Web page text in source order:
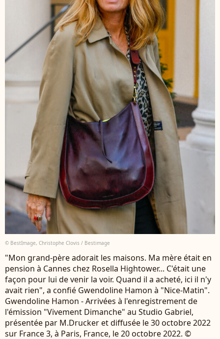
© BestImage, Christophe Clovis / Bestimage
"Mon grand-père adorait les maisons. Ma mère était en
pension à Cannes chez Rosella Hightower... C'était une
façon pour lui de venir la voir. Quand il a acheté, ici il n'y
avait rien", a confié Gwendoline Hamon à "Nice-Matin".
Gwendoline Hamon - Arrivées à l'enregistrement de
l'émission "Vivement Dimanche" au Studio Gabriel,
présentée par M.Drucker et diffusée le 30 octobre 2022
sur France 3, à Paris, France, le 20 octobre 2022. ©